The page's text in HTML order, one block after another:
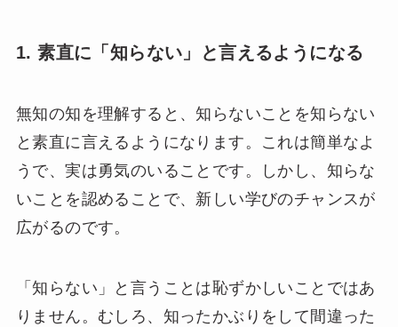
1. 素直に「知らない」と言えるようになる
無知の知を理解すると、知らないことを知らない
と素直に言えるようになります。これは簡単なよ
うで、実は勇気のいることです。しかし、知らな
いことを認めることで、新しい学びのチャンスが
広がるのです。
「知らない」と言うことは恥ずかしいことではあ
りません。むしろ、知ったかぶりをして間違った